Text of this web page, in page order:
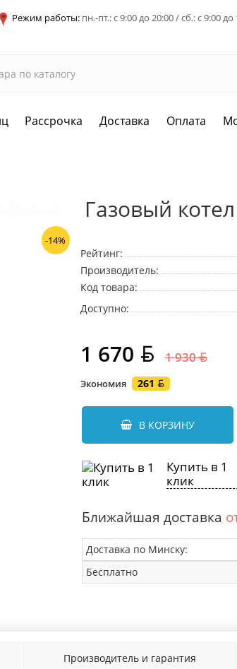
Режим работы: пн.-пт.: с 9:00 до 20:00 / сб.: с 9:00 до
Рассрочка Доставка Оплата
-14%
Газовый
Рейтинг:
Производитель:
Код товара:
Доступно:
1 670 1 930
Экономия 261
В КОРЗИНУ
Купить в 1
клик
Ближайшая доставка
Доставка по Минску:
Бесплатно
Производитель и гарантия